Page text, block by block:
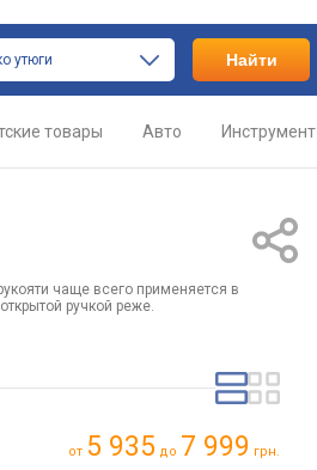
утюги Найти
товары Авто Инструмент
чаще всего применяется в
ручкой реже.
от 5 935 до 7 999 грн.